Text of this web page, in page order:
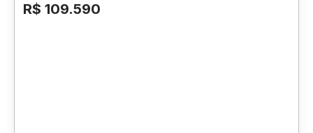
R$ 109.590